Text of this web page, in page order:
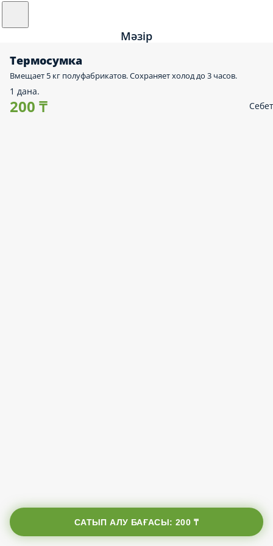
Мәзір
Термосумка
Вмещает 5 кг полуфабрикатов. Сохраняет холод до 3 часов.
1 дана.
200 ₸
САТЫП АЛУ БАҒАСЫ:200 ₸